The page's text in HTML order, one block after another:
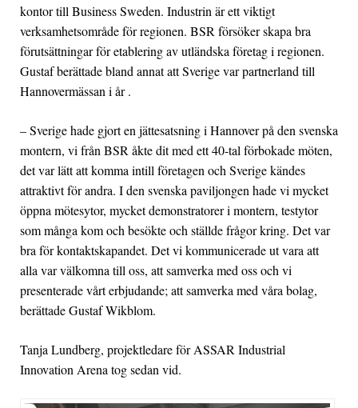
kontor till Business Sweden. Industrin är ett viktigt
verksamhetsområde för regionen. BSR försöker skapa bra
förutsättningar för etablering av utländska företag i regionen.
Gustaf berättade bland annat att Sverige var partnerland till
Hannovermässan i år .
– Sverige hade gjort en jättesatsning i Hannover på den svenska
montern, vi från BSR åkte dit med ett 40-tal förbokade möten,
det var lätt att komma intill företagen och Sverige kändes
attraktivt för andra. I den svenska paviljongen hade vi mycket
öppna mötesytor, mycket demonstratorer i montern, testytor
som många kom och besökte och ställde frågor kring. Det var
bra för kontaktskapandet. Det vi kommunicerade ut vara att
alla var välkomna till oss, att samverka med oss och vi
presenterade vårt erbjudande; att samverka med våra bolag,
berättade Gustaf Wikblom.
Tanja Lundberg, projektledare för ASSAR Industrial
Innovation Arena tog sedan vid.